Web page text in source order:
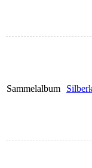
Sammelalbum